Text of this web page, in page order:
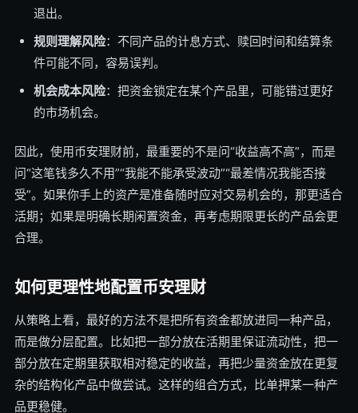
退出。
规则理解风险：不同产品的计息方式、赎回时间和结算条
件可能不同，容易误判。
机会成本风险：把资金锁定在某个产品里，可能错过更好
的市场机会。
因此，使用币安理财前，最重要的不是问“收益高不高”，而是
问“这笔钱多久不用”“我能不能承受波动”“最差情况我能否接
受”。如果你手上的资产是准备随时应对交易机会的，那更适合
活期；如果是明确长期闲置资金，再考虑期限更长的产品会更
合理。
如何更理性地配置币安理财
从策略上看，最好的方法不是把所有资金都放进同一种产品，
而是做分层配置。比如把一部分放在活期里保证流动性，把一
部分放在定期里获取相对稳定的收益，再把少量资金放在更复
杂的结构化产品中做尝试。这样的组合方式，比单押某一种产
品更稳健。